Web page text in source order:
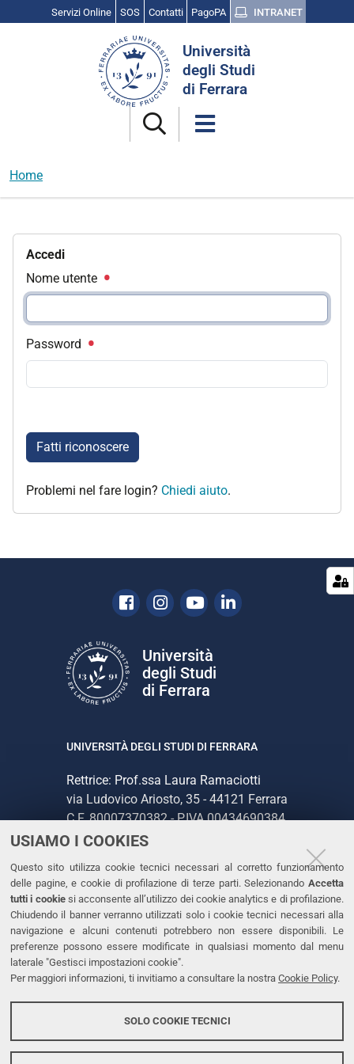
USIAMO I COOKIES
Questo sito utilizza cookie tecnici necessari al corretto funzionamento
delle pagine, e cookie di profilazione di terze parti. Selezionando Accetta
tutti i cookiesi acconsente all’utilizzo dei cookie analytics e di profilazione.
Chiudendo il banner verranno utilizzati solo i cookie tecnici necessari alla
navigazione e alcuni contenuti potrebbero non essere disponibili. Le
preferenze possono essere modificate in qualsiasi momento dal menu
laterale "Gestisci impostazioni cookie".
Per maggiori informazioni, ti invitiamo a consultare la nostra Cookie Policy.
SOLO COOKIE TECNICI
Servizi Online SOS Contatti PagoPA INTRANET
Università
degli Studi
di Ferrara
Home
Accedi
Nome utente
Password
Fatti riconoscere
Problemi nel fare login? Chiedi aiuto.
Facebook
Instagram
YoutubeLinkedin
Università
degli Studi
di Ferrara
UNIVERSITÀ DEGLI STUDI DI FERRARA
Rettrice: Prof.ssa Laura Ramaciotti
via Ludovico Ariosto, 35 - 44121 Ferrara
C.F. 80007370382 - P.IVA 00434690384
CONTATTI
Tel. +39 0532 293111
Fax. +39 0532 293031
PEC
LINKS
Accessibilità
Protezione dati personali